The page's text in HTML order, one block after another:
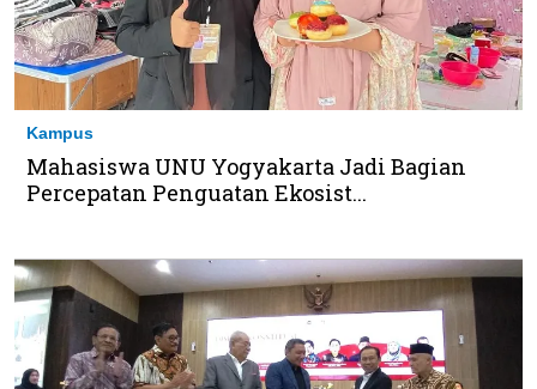
Kampus
Mahasiswa UNU Yogyakarta Jadi Bagian
Percepatan Penguatan Ekosist...